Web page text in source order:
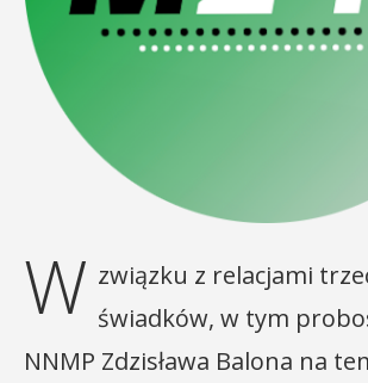
W związku z relacjami
świadków, w tym
NNMP Zdzisława Balona na